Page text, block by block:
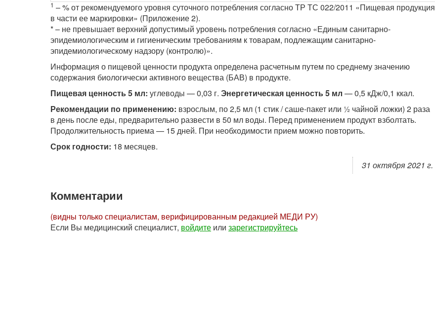
1 – % от рекомендуемого уровня суточного потребления согласно ТР ТС 022/2011 «Пищевая продукция
в части ее маркировки» (Приложение 2).
* – не превышает верхний допустимый уровень потребления согласно «Единым санитарно-
эпидемиологическим и гигиеническим требованиям к товарам, подлежащим санитарно-
эпидемиологическому надзору (контролю)».
Информация о пищевой ценности продукта определена расчетным путем по среднему значению
содержания биологически активного вещества (БАВ) в продукте.
Пищевая ценность 5 мл: углеводы — 0,03 г. Энергетическая ценность 5 мл — 0,5 кДж/0,1 ккал.
Рекомендации по применению: взрослым, по 2,5 мл (1 стик / саше-пакет или ½ чайной ложки) 2 раза
в день после еды, предварительно развести в 50 мл воды. Перед применением продукт взболтать.
Продолжительность приема — 15 дней. При необходимости прием можно повторить.
Срок годности: 18 месяцев.
31 октября 2021 г.
Комментарии
(видны только специалистам, верифицированным редакцией МЕДИ РУ)
Если Вы медицинский специалист, войдите или зарегистрируйтесь